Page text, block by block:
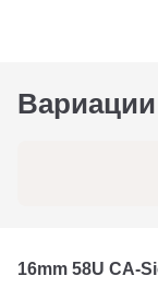
Вариации
16mm 58U CA-